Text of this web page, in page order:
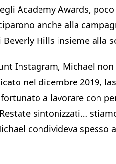
Academy Awards,
anche alla
Beverly Hills insieme alla
Instagram, Michael
nel dicembre 2019,
a lavorare con
sintonizzati…
condivideva